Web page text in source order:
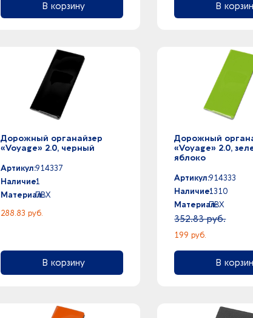
В корзину В
Дорожный органайзер
«Voyage» 2.0, черный
Артикул:914337
Наличие:1
Материал:ПВХ
288.83 руб.
В корзину
Дорожный
«Voyage» 2.0,
яблоко
Артикул:914333
Наличие:1310
Материал:ПВХ
352.83 руб.
199 руб.
В